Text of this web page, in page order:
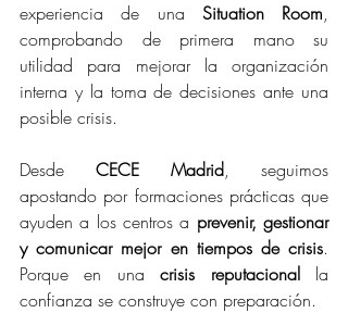
experiencia de una Situation Room,
comprobando de primera mano su
utilidad para mejorar la organización
interna y la toma de decisiones ante una
posible crisis.
Desde CECE Madrid, seguimos
apostando por formaciones prácticas que
ayuden a los centros a prevenir, gestionar
y comunicar mejor en tiempos de crisis.
Porque en una crisis reputacional la
confianza se construye con preparación.